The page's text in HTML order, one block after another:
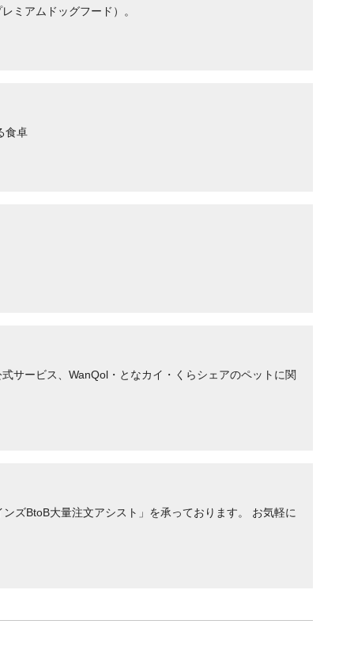
ミアムドッグフード）。
食卓
サービス、WanQol・となカイ・くらシェアのペットに関
ズBtoB大量注文アシスト」を承っております。 お気軽に